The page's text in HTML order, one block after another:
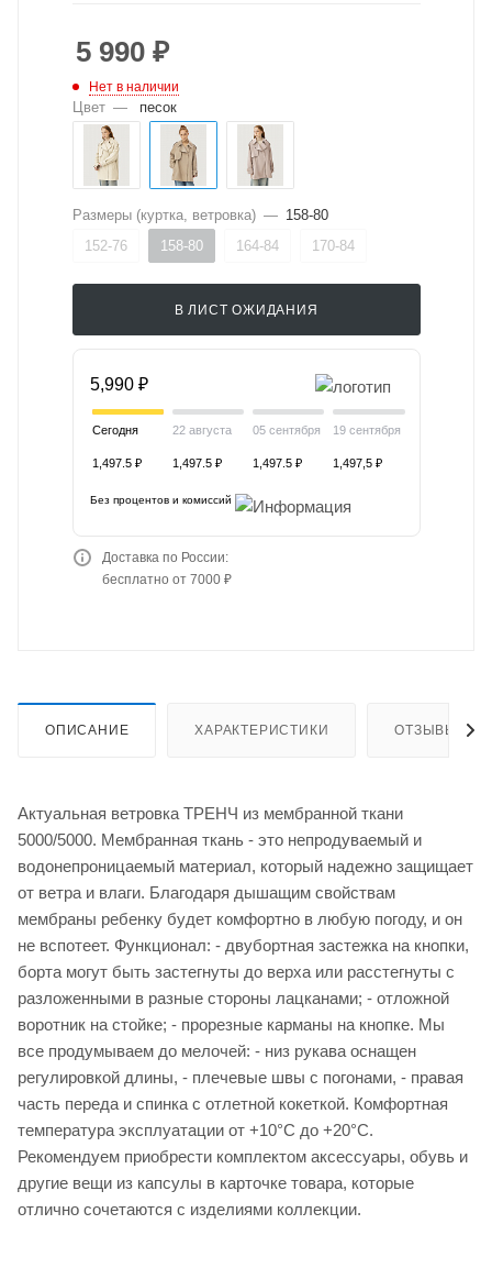
5 990₽
Нет в наличии
Цвет — песок
Размеры (куртка, ветровка) — 158-80
152-76
158-80 164-84 170-84
В ЛИСТ ОЖИДАНИЯ
5,990 ₽
Сегодня
1,497.5 ₽
22 августа
1,497.5 ₽
05 сентября
1,497.5 ₽
19 сентября
1,497,5 ₽
Без процентов и комиссий
Доставка по России:
бесплатно от 7000 ₽
ОПИСАНИЕ ХАРАКТЕРИСТИКИ ОТЗЫВЫ (1)
Актуальная ветровка ТРЕНЧ из мембранной ткани
5000/5000. Мембранная ткань - это непродуваемый и
водонепроницаемый материал, который надежно защищает
от ветра и влаги. Благодаря дышащим свойствам
мембраны ребенку будет комфортно в любую погоду, и он
не вспотеет. Функционал: - двубортная застежка на кнопки,
борта могут быть застегнуты до верха или расстегнуты с
разложенными в разные стороны лацканами; - отложной
воротник на стойке; - прорезные карманы на кнопке. Мы
все продумываем до мелочей: - низ рукава оснащен
регулировкой длины, - плечевые швы с погонами, - правая
часть переда и спинка с отлетной кокеткой. Комфортная
температура эксплуатации от +10°С до +20°С.
Рекомендуем приобрести комплектом аксессуары, обувь и
другие вещи из капсулы в карточке товара, которые
отлично сочетаются с изделиями коллекции.